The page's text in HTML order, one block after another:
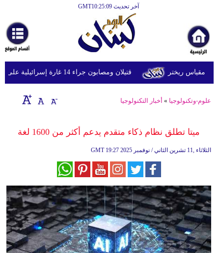
آخر تحديث GMT10:25:09
أخبارعاجلة
رياضة
ثقافة
إقتصاد
وموسيقى
وتغذية
سياحة
وسفر
ديكور
قتيلان ومصابون جراء 14 غارة إسرائيلية على شرق وجنوب لبنان
علوم-وتكنولوجيا » أخبار التكنولوجيا
ميتا تطلق نظام ذكاء متقدم يدعم أكثر من 1600 لغة
GMT 19:27 2025 الثلاثاء ,11 تشرين الثاني / نوفمبر